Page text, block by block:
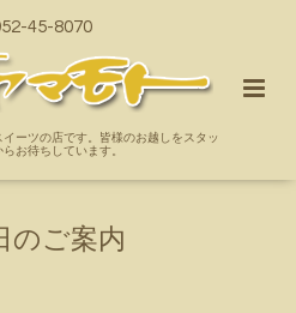
45-8070
ーツの店です。皆様のお越しをスタッ
お待ちしています。
のご案内